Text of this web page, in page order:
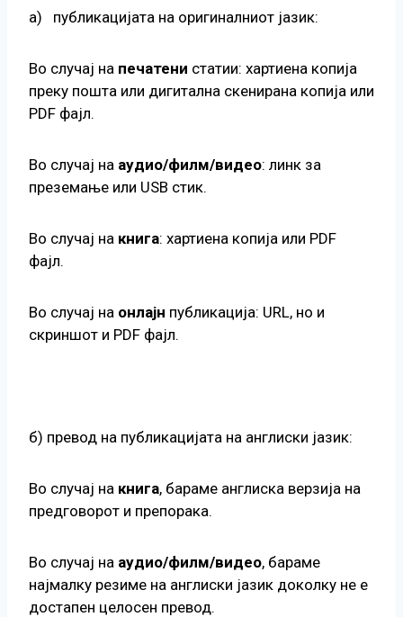
а) публикацијата на оригиналниот јазик:
Во случај на печатени статии: хартиена копија
преку пошта или дигитална скенирана копија или
PDF фајл.
Во случај на аудио/филм/видео: линк за
преземање или USB стик.
Во случај на книга: хартиена копија или PDF
фајл.
Во случај на онлајн публикација: URL, но и
скриншот и PDF фајл.
б) превод на публикацијата на англиски јазик:
Во случај на книга, бараме англиска верзија на
предговорот и препорака.
Во случај на аудио/филм/видео, бараме
најмалку резиме на англиски јазик доколку не е
достапен целосен превод.